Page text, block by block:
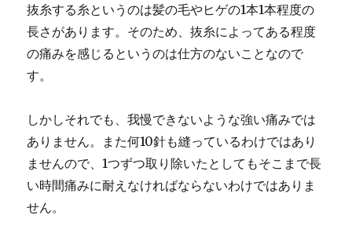
抜糸する糸というのは髪の毛やヒゲの1本1本程度の
長さがあります。そのため、抜糸によってある程度
の痛みを感じるというのは仕方のないことなので
す。
しかしそれでも、我慢できないような強い痛みでは
ありません。また何10針も縫っているわけではあり
ませんので、1つずつ取り除いたとしてもそこまで長
い時間痛みに耐えなければならないわけではありま
せん。